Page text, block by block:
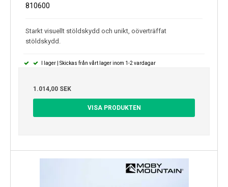
810600
Starkt visuellt stöldskydd och unikt, oöverträffat
stöldskydd.
I lager | Skickas från vårt lager inom 1-2 vardagar
1.014,00 SEK
VISA PRODUKTEN